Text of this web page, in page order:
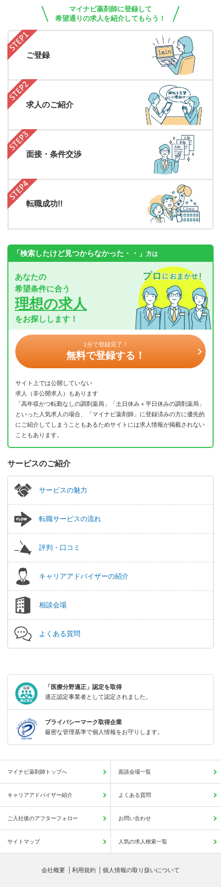
マイナビ薬剤師に登録して
希望通りの求人を紹介してもらう！
ご登録
求人のご紹介
面接・条件交渉
転職成功!!
「検索したけど見つからなかった・・」 方は
あなたの
希望条件に合う
理想の求人
をお探しします！
1分で登録完了！
無料で登録する！
サイト上では公開していない
求人（非公開求人）もあります
「高年収かつ転勤なしの調剤薬局」「土日休み＋平日休みの調剤薬局」
といった人気求人の場合、「マイナビ薬剤師」に登録済みの方に優先的
にご紹介してしまうこともあるためサイトには求人情報が掲載されない
こともあります。
サービスのご紹介
サービスの魅力
転職サービスの流れ
評判・口コミ
キャリアアドバイザーの紹介
相談会場
よくある質問
「医療分野適正」認定を取得
適正認定事業者として認定されました。
プライバシーマーク取得企業
厳密な管理基準で個人情報をお守りします。
マイナビ薬剤師トップへ 面談会場一覧
キャリアアドバイザー紹介 よくある質問
ご入社後のアフターフォロー お問い合わせ
サイトマップ 人気の求人検索一覧
会社概要 利用規約 個人情報の取り扱いについて